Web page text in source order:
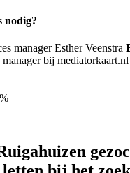
nodig?
manager bij mediatorkaart.nl